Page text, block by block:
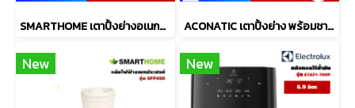
SMARTHOME เตาปิ้งย่างอเนกประสงค์พร้อมหม้อสุกี้ รุ่น SM-EG1503 ACONATIC เตาปิ้งย่าง พร้อมชาบู รุ่น AN-PSG1225
New New